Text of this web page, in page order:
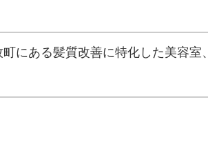
にある髪質改善に特化した美容室、